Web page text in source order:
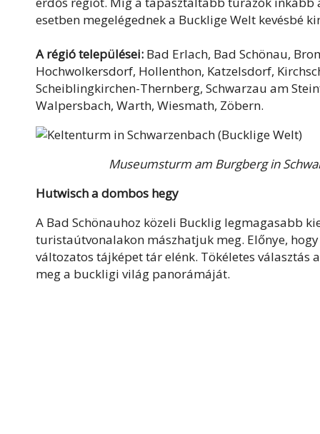
esetben megelégednek a Bucklige Welt kevésbé
A régió települései: Bad Erlach, Bad Schönau,
Hochwolkersdorf, Hollenthon, Katzelsdorf,
Scheiblingkirchen-Thernberg, Schwarzau am
Walpersbach, Warth, Wiesmath, Zöbern.
Museumsturm am Burgberg in
Hutwisch a dombos hegy
A Bad Schönauhoz közeli Bucklig legmagasabb
turistaútvonalakon mászhatjuk meg. Előnye,
változatos tájképet tár elénk. Tökéletes
meg a buckligi világ panorámáját.